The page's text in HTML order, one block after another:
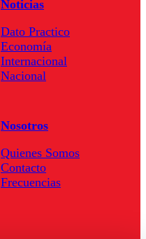
Noticias
Dato Practico
Economía
Internacional
Nacional
Nosotros
Quienes Somos
Contacto
Frecuencias